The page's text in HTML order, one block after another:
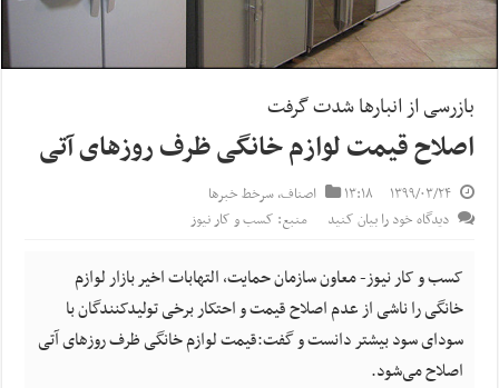
بازرسی از انبارها شدت گرفت
اصلاح قیمت لوازم خانگی ظرف روزهای آتی
۱۳۹۹/۰۳/۲۴ ۱۳:۱۸ اصناف,سرخط خبرها
دیدگاه خود را بیان کنید
منبع: کسب و کار نیوز
کسب و کار نیوز- معاون سازمان حمایت، التهابات اخیر بازار لوازم
خانگی را ناشی از عدم اصلاح قیمت و احتکار برخی تولیدکنندگان با
سودای سود بیشتر دانست و گفت:قیمت لوازم خانگی ظرف روزهای آتی
اصلاح می‌شود.